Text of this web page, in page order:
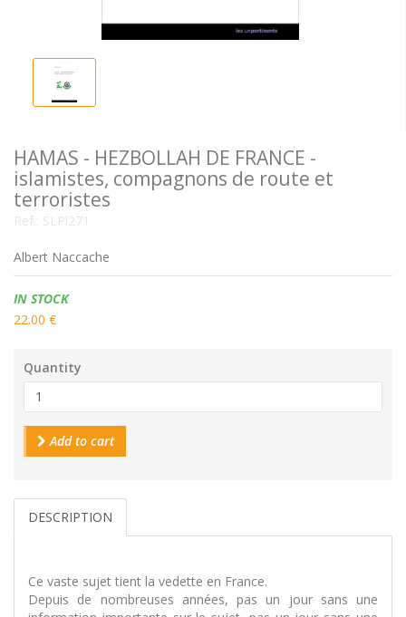
HAMAS - HEZBOLLAH DE FRANCE -
islamistes, compagnons de route et
terroristes
Ref.: SLPl271
Albert Naccache
Availability:
IN STOCK
22.00 €
Quantity
Add to cart
DESCRIPTION
Ce vaste sujet tient la vedette en France.
Depuis de nombreuses années, pas un jour sans une